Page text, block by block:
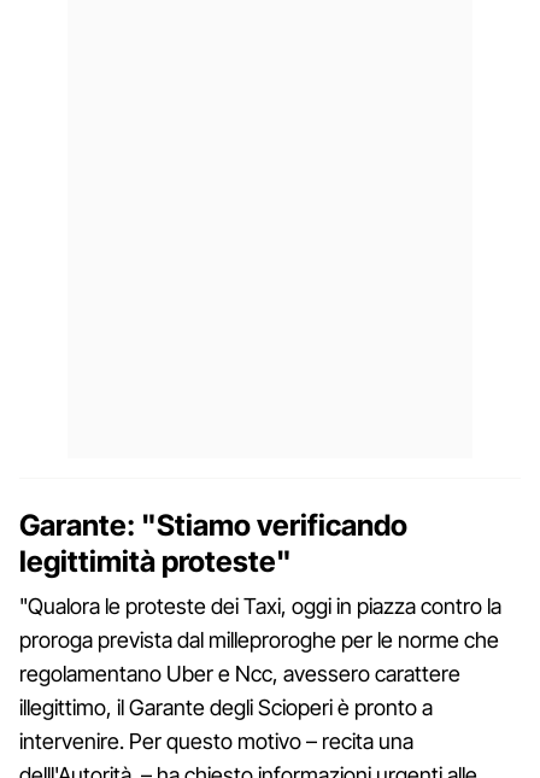
Garante: "Stiamo verificando
legittimità proteste"
"Qualora le proteste dei Taxi, oggi in piazza contro la
proroga prevista dal milleproroghe per le norme che
regolamentano Uber e Ncc, avessero carattere
illegittimo, il Garante degli Scioperi è pronto a
intervenire. Per questo motivo – recita una